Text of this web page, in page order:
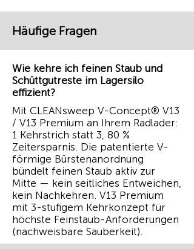
Häufige Fragen
Wie kehre ich feinen Staub und
Schüttgutreste im Lagersilo
effizient?
Mit CLEANsweep V-Concept® V13
/ V13 Premium an Ihrem Radlader:
1 Kehrstrich statt 3, 80 %
Zeitersparnis. Die patentierte V-
förmige Bürstenanordnung
bündelt feinen Staub aktiv zur
Mitte — kein seitliches Entweichen,
kein Nachkehren. V13 Premium
mit 3-stufigem Kehrkonzept für
höchste Feinstaub-Anforderungen
(nachweisbare Sauberkeit).